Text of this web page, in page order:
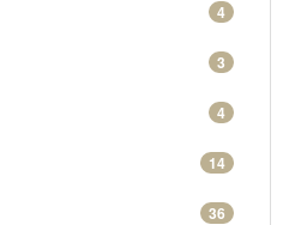
4
3
4
14
36